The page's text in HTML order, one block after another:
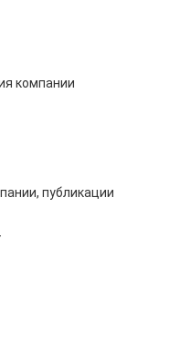
компании
публикации